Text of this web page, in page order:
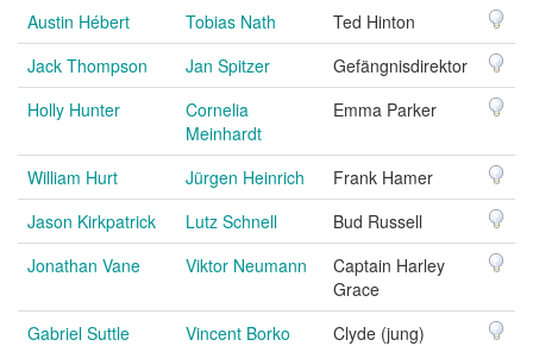
Austin Hébert Tobias Nath
Ted Hinton
Jack Thompson
Jan Spitzer
Gefängnisdirektor
Holly Hunter
Cornelia
Meinhardt
Emma Parker
William Hurt Jürgen Heinrich
Frank Hamer
Jason Kirkpatrick
Lutz Schnell
Bud Russell
Jonathan Vane
Viktor Neumann
Captain Harley
Grace
Gabriel Suttle
Vincent Borko
Clyde (jung)